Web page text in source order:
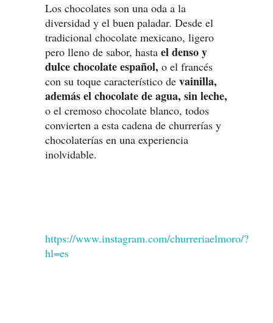
Los chocolates son una oda a la
diversidad y el buen paladar. Desde el
tradicional chocolate mexicano, ligero
pero lleno de sabor, hasta el denso y
dulce chocolate español, o el francés
con su toque característico de vainilla,
además el chocolate de agua, sin leche,
o el cremoso chocolate blanco, todos
convierten a esta cadena de churrerías y
chocolaterías en una experiencia
inolvidable.
https://www.instagram.com/churreriaelmoro/?
hl=es